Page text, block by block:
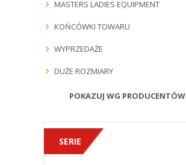
MASTERS LADIES EQUIPMENT
KOŃCÓWKI TOWARU
WYPRZEDAŻE
DUŻE ROZMIARY
POKAZUJ WG PRODUCENTÓW
SERIE